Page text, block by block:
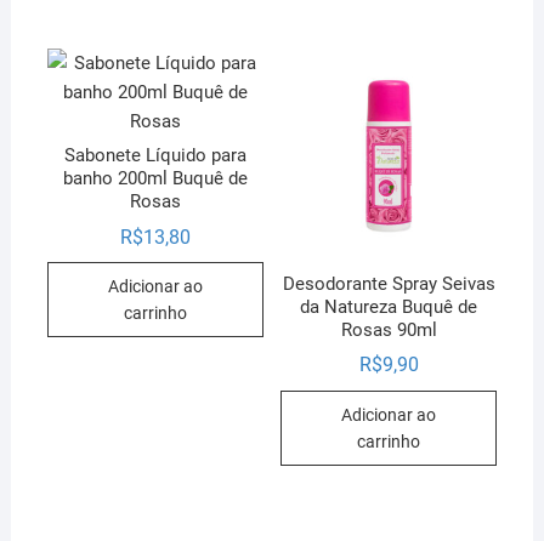
Sabonete Líquido para
banho 200ml Buquê de
Rosas
R$13,80
Adicionar ao
carrinho
Desodorante Spray Seivas
da Natureza Buquê de
Rosas 90ml
R$9,90
Adicionar ao
carrinho